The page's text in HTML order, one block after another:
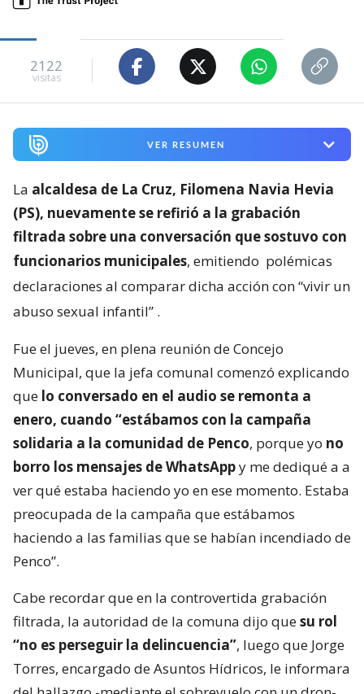
2122
visitas
VER RESUMEN
La alcaldesa de La Cruz, Filomena Navia Hevia
(PS), nuevamente se refirió a la grabación
filtrada sobre una conversación que sostuvo con
funcionarios municipales, emitiendo polémicas
declaraciones al comparar dicha acción con “vivir un
abuso sexual infantil” .
Fue el jueves, en plena reunión de Concejo
Municipal, que la jefa comunal comenzó explicando
que lo conversado en el audio se remonta a
enero, cuando “estábamos con la campaña
solidaria a la comunidad de Penco, porque yo no
borro los mensajes de WhatsAppy me dediqué a a
ver qué estaba haciendo yo en ese momento. Estaba
preocupada de la campaña que estábamos
haciendo a las familias que se habían incendiado de
Penco”.
Cabe recordar que en la controvertida grabación
filtrada, la autoridad de la comuna dijo quesu rol
“no es perseguir la delincuencia”, luego que Jorge
Torres, encargado de Asuntos Hídricos, le informara